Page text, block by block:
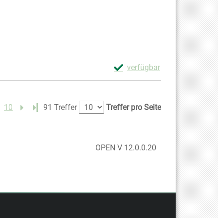
verfügbar
Exemplar-Details von Dark
Zum Download von externem
10 Letzte Seite
91 Treffer
Treffer pro Seite
OPEN V 12.0.0.20